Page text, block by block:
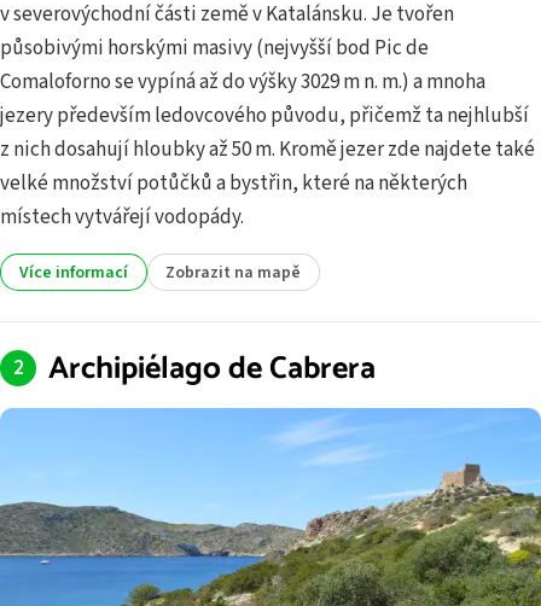
v severovýchodní části země v Katalánsku. Je tvořen
působivými horskými masivy (nejvyšší bod Pic de
Comaloforno se vypíná až do výšky 3029 m n. m.) a mnoha
jezery především ledovcového původu, přičemž ta nejhlubší
z nich dosahují hloubky až 50 m. Kromě jezer zde najdete také
velké množství potůčků a bystřin, které na některých
místech vytvářejí vodopády.
Více informací Zobrazit na mapě
Archipiélago de Cabrera